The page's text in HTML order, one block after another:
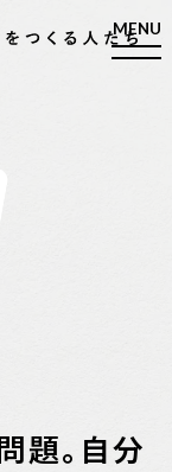
題。自分